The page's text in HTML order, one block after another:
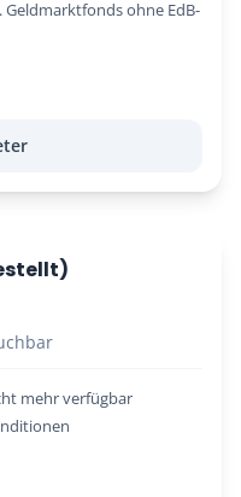
Geldmarktfonds ohne EdB-
mehr verfügbar